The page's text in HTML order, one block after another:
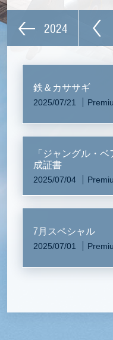
2024
鉄＆カササギ
2025/07/21
「ジャングル・
成証書
2025/07/04
7月スペシャル
2025/07/01